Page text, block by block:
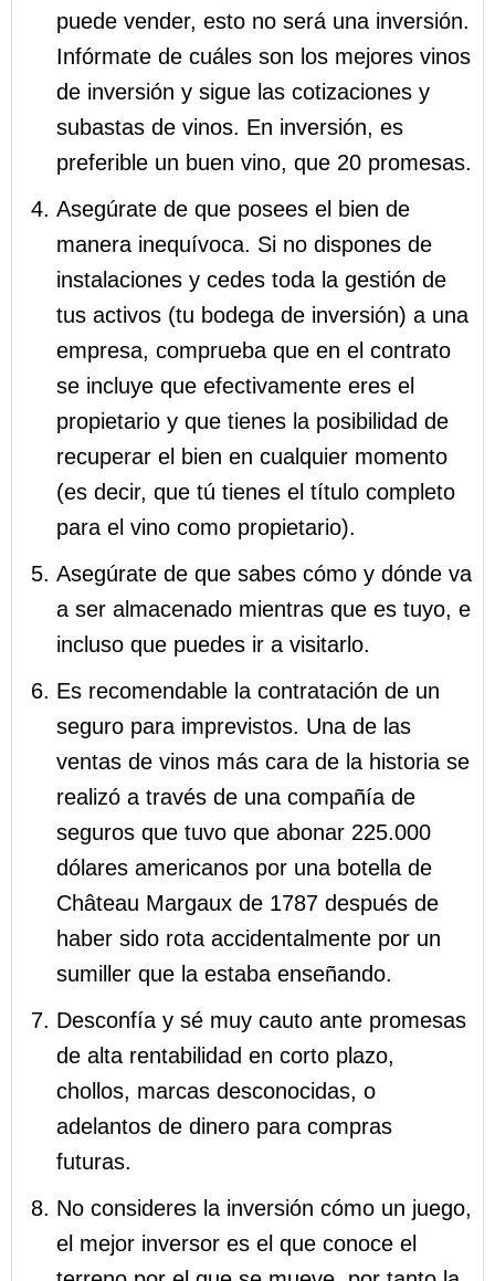
puede vender, esto no será una inversión.
Infórmate de cuáles son los mejores vinos
de inversión y sigue las cotizaciones y
subastas de vinos. En inversión, es
preferible un buen vino, que 20 promesas.
Asegúrate de que posees el bien de
manera inequívoca. Si no dispones de
instalaciones y cedes toda la gestión de
tus activos (tu bodega de inversión) a una
empresa, comprueba que en el contrato
se incluye que efectivamente eres el
propietario y que tienes la posibilidad de
recuperar el bien en cualquier momento
(es decir, que tú tienes el título completo
para el vino como propietario).
Asegúrate de que sabes cómo y dónde va
a ser almacenado mientras que es tuyo, e
incluso que puedes ir a visitarlo.
Es recomendable la contratación de un
seguro para imprevistos. Una de las
ventas de vinos más cara de la historia se
realizó a través de una compañía de
seguros que tuvo que abonar 225.000
dólares americanos por una botella de
Château Margaux de 1787 después de
haber sido rota accidentalmente por un
sumiller que la estaba enseñando.
Desconfía y sé muy cauto ante promesas
de alta rentabilidad en corto plazo,
chollos, marcas desconocidas, o
adelantos de dinero para compras
futuras.
No consideres la inversión cómo un juego,
el mejor inversor es el que conoce el